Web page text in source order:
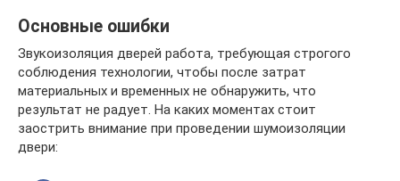
Основные ошибки
Звукоизоляция дверей работа, требующая строгого
соблюдения технологии, чтобы после затрат
материальных и временных не обнаружить, что
результат не радует. На каких моментах стоит
заострить внимание при проведении шумоизоляции
двери: